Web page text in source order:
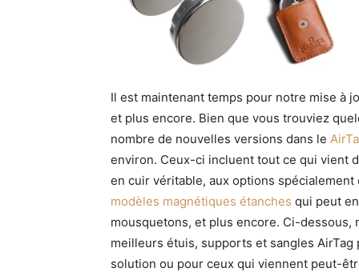
Il est maintenant temps pour notre mise à
et plus encore. Bien que vous trouviez
nombre de nouvelles versions dans le
environ. Ceux-ci incluent tout ce qui vient
en cuir véritable, aux options
modèles magnétiques étanches qui peut
mousquetons, et plus encore. Ci-
meilleurs étuis, supports et sangles
solution ou pour ceux qui viennent peut-